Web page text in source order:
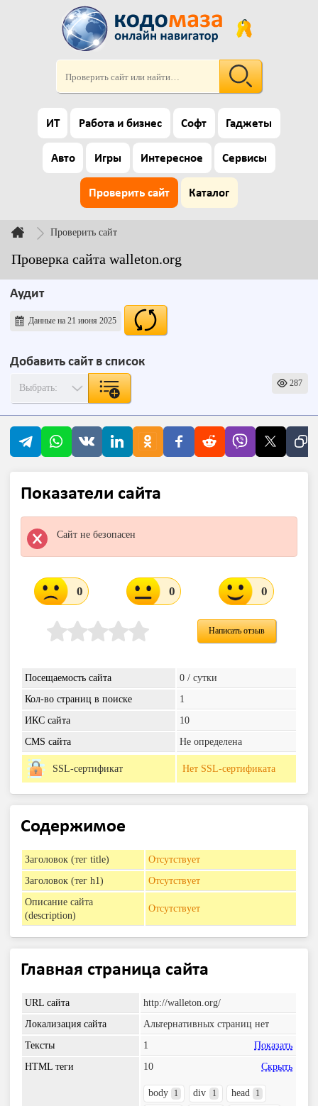
ИТ Работа и бизнес Софт Гаджеты
Авто Игры Интересное Сервисы
Проверить сайт Каталог
Проверить сайт
Проверка сайта walleton.org
Аудит
Данные на 21 июня 2025
Добавить сайт в список
287
Показатели сайта
Сайт не безопасен
0 0 0
Написать отзыв
Посещаемость сайта
0 / сутки
Кол-во страниц в поиске
1
ИКС сайта
10
CMS сайта
Не определена
SSL-сертификат Нет SSL-сертификата
Содержимое
Заголовок (тег title)
Отсутствует
Заголовок (тег h1)
Отсутствует
Описание сайта
(description)
Отсутствует
Главная страница сайта
URL сайта
http://walleton.org/
Локализация сайта
Альтернативных страниц нет
Тексты
1
Показать
HTML теги
10 Скрыть
body 1 div 1 head 1